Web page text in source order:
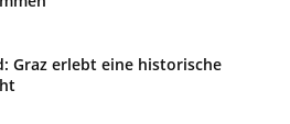
Graz erlebt eine historische